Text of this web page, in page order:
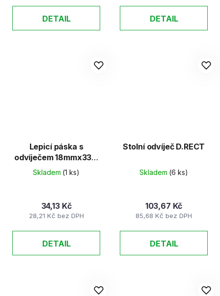
DETAIL DETAIL
Lepicí páska s
odvíječem 18mmx33m
transparentní
Skladem (1 ks)
28,21 Kč bez DPH
34,13 Kč
DETAIL
Stolní odvíječ D.RECT
Skladem (6 ks)
85,68 Kč bez DPH
103,67 Kč
DETAIL